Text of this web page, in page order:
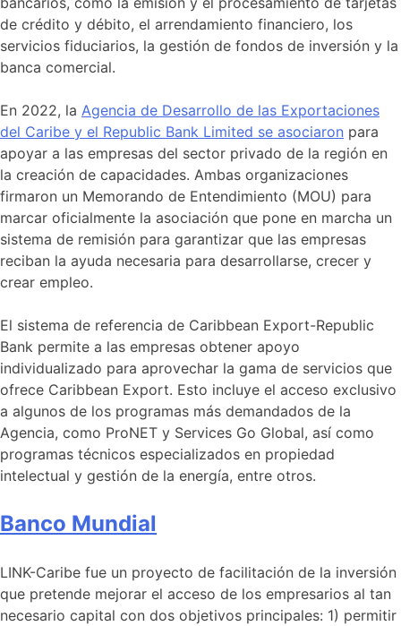
de crédito y débito, el arrendamiento financiero, los
servicios fiduciarios, la gestión de fondos de inversión y la
banca comercial.
En 2022, la Agencia de Desarrollo de las Exportaciones
del Caribe y el Republic Bank Limited se asociaron para
apoyar a las empresas del sector privado de la región en
la creación de capacidades. Ambas organizaciones
firmaron un Memorando de Entendimiento (MOU) para
marcar oficialmente la asociación que pone en marcha un
sistema de remisión para garantizar que las empresas
reciban la ayuda necesaria para desarrollarse, crecer y
crear empleo.
El sistema de referencia de Caribbean Export-Republic
Bank permite a las empresas obtener apoyo
individualizado para aprovechar la gama de servicios que
ofrece Caribbean Export. Esto incluye el acceso exclusivo
a algunos de los programas más demandados de la
Agencia, como ProNET y Services Go Global, así como
programas técnicos especializados en propiedad
intelectual y gestión de la energía, entre otros.
Banco Mundial
LINK-Caribe fue un proyecto de facilitación de la inversión
que pretende mejorar el acceso de los empresarios al tan
necesario capital con dos objetivos principales: 1) permitir